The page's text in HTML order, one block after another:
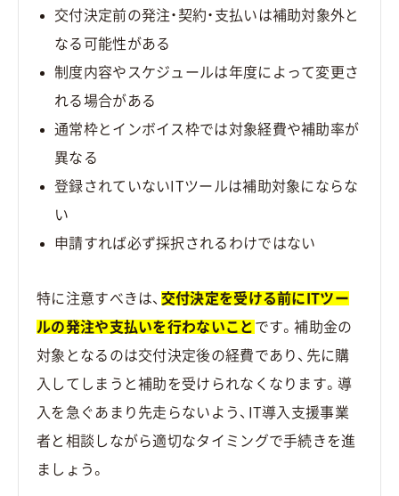
交付決定前の発注・契約・支払いは補助対象外と
なる可能性がある
制度内容やスケジュールは年度によって変更さ
れる場合がある
通常枠とインボイス枠では対象経費や補助率が
異なる
登録されていないITツールは補助対象にならな
い
申請すれば必ず採択されるわけではない
特に注意すべきは、 交付決定を受ける前にITツー
ルの発注や支払いを行わないこと です。補助金の
対象となるのは交付決定後の経費であり、先に購
入してしまうと補助を受けられなくなります。導
入を急ぐあまり先走らないよう、IT導入支援事業
者と相談しながら適切なタイミングで手続きを進
ましょう。